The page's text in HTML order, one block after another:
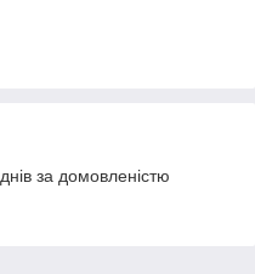
за домовленістю